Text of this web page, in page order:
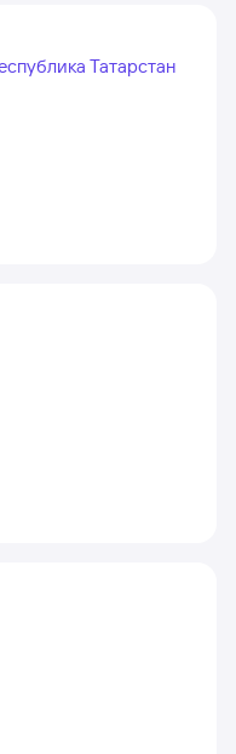
Татарстан